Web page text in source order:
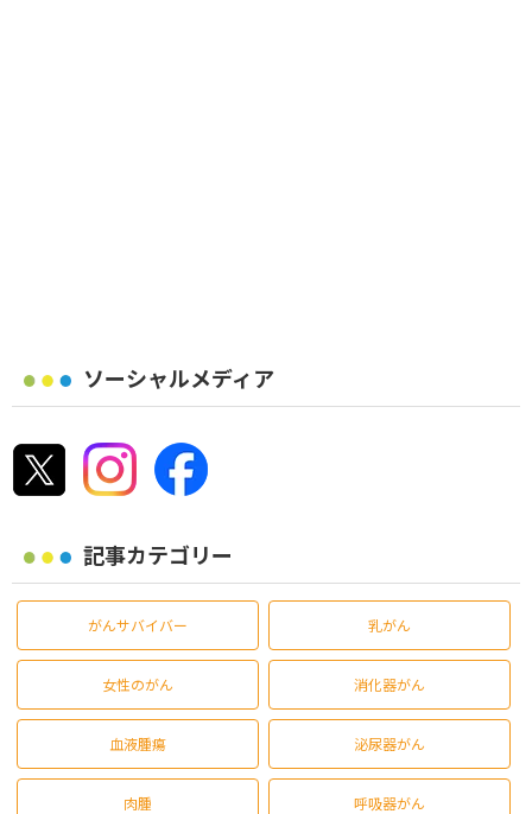
ソーシャルメディア
記事カテゴリー
がんサバイバー 乳がん
女性のがん 消化器がん
血液腫瘍 泌尿器がん
肉腫 呼吸器がん